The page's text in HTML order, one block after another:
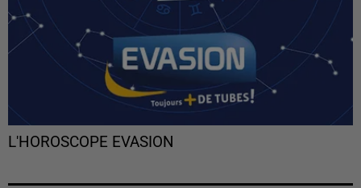
L'HOROSCOPE EVASION